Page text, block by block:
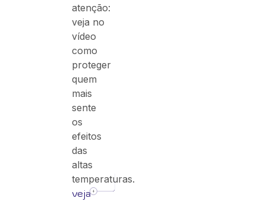
atenção:
veja no
vídeo
como
proteger
quem
mais
sente
os
efeitos
das
altas
temperaturas.
veja